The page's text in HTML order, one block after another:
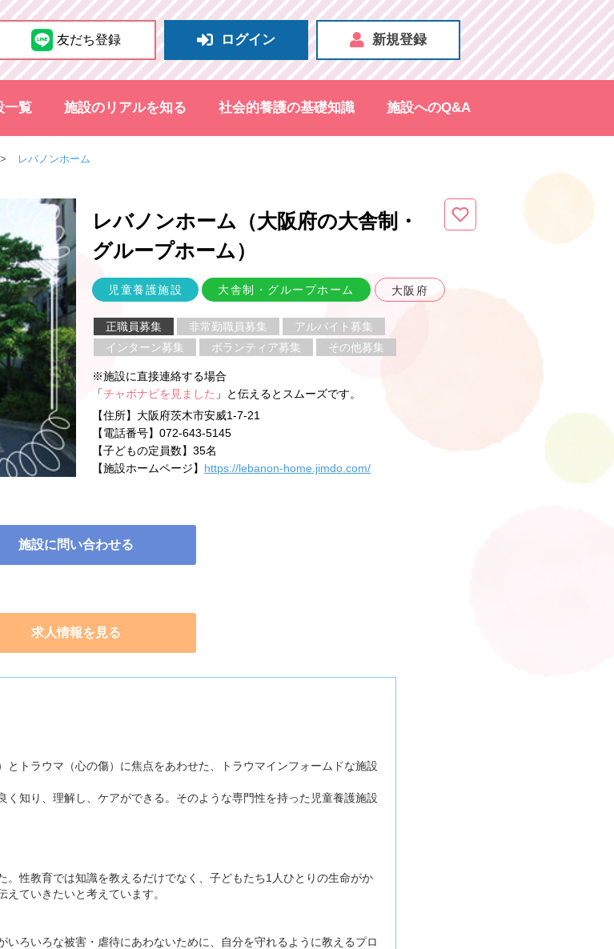
友だち登録 ログイン 新規登録
一覧 施設のリアルを知る 社会的養護の基礎知識 施設へのQ&A
レバノンホーム
レバノンホーム（大阪府の大舎制・
グループホーム）
児童養護施設 大舎制・グループホーム 大阪府
正職員募集 非常勤職員募集
アルバイト募集
インターン募集
ボランティア募集 その他募集
※施設に直接連絡する場合
「チャボナビを見ました 」と伝えるとスムーズです。
【住所】 大阪府茨木市安威1-7-21
【電話番号】 072-643-5145
【子どもの定員数】 35名
【施設ホームページ】 https://lebanon-home.jimdo.com/
施設に問い合わせる
求人情報を見る
とトラウマ（心の傷）に焦点をあわせた、トラウマインフォームドな施設
く知り、理解し、ケアができる。そのような専門性を持った児童養護施設
。性教育では知識を教えるだけでなく、子どもたち1人ひとりの生命がか
ていきたいと考えています。
いろいろな被害・虐待にあわないために、自分を守れるように教えるプロ